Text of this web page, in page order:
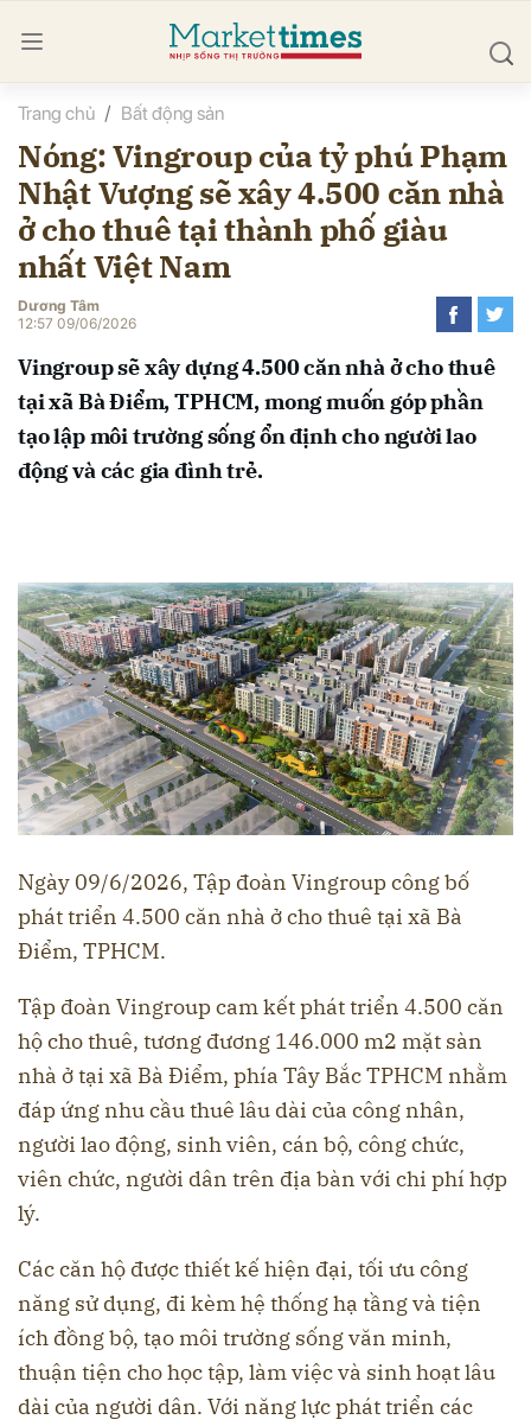
Trang chủ Bất động sản
Nóng: Vingroup của tỷ phú Phạm
Nhật Vượng sẽ xây 4.500 căn nhà
ở cho thuê tại thành phố giàu
nhất Việt Nam
Dương Tâm
12:57 09/06/2026
Vingroup sẽ xây dựng 4.500 căn nhà ở cho thuê
tại xã Bà Điểm, TPHCM, mong muốn góp phần
tạo lập môi trường sống ổn định cho người lao
động và các gia đình trẻ.
Ngày 09/6/2026, Tập đoàn Vingroup công bố
phát triển 4.500 căn nhà ở cho thuê tại xã Bà
Điểm, TPHCM.
Tập đoàn Vingroup cam kết phát triển 4.500 căn
hộ cho thuê, tương đương 146.000 m2 mặt sàn
nhà ở tại xã Bà Điểm, phía Tây Bắc TPHCM nhằm
đáp ứng nhu cầu thuê lâu dài của công nhân,
người lao động, sinh viên, cán bộ, công chức,
viên chức, người dân trên địa bàn với chi phí hợp
lý.
Các căn hộ được thiết kế hiện đại, tối ưu công
năng sử dụng, đi kèm hệ thống hạ tầng và tiện
ích đồng bộ, tạo môi trường sống văn minh,
thuận tiện cho học tập, làm việc và sinh hoạt lâu
dài của người dân. Với năng lực phát triển các
luận